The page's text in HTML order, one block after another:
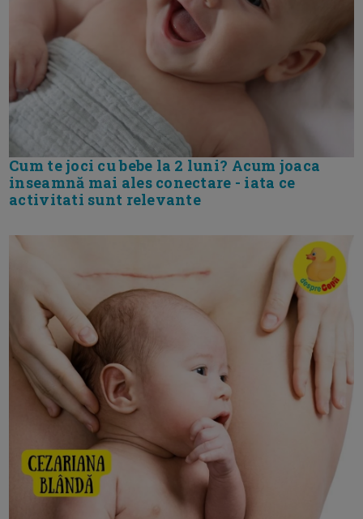
Cum te joci cu bebe la 2 luni? Acum joaca
inseamnă mai ales conectare - iata ce
activitati sunt relevante